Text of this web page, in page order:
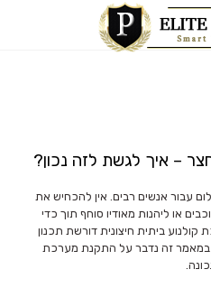
– איך לגשת לזה נכון?
עבור אנשים רבים. אין להכחיש את
או ליהנות מאודיו סוחף תוך כדי
ביתית חיצונית דורשת תכנון
במאמר זה נדבר על התקנת מערכת